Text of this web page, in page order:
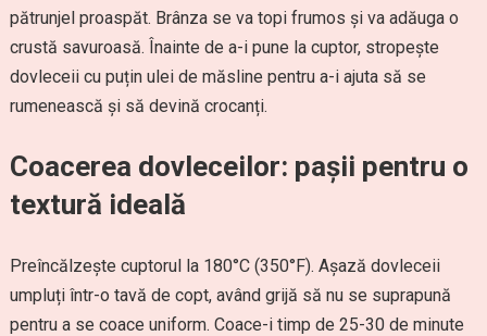
pătrunjel proaspăt. Brânza se va topi frumos și va adăuga o
crustă savuroasă. Înainte de a-i pune la cuptor, stropește
dovleceii cu puțin ulei de măsline pentru a-i ajuta să se
rumenească și să devină crocanți.
Coacerea dovleceilor: pașii pentru o
textură ideală
Preîncălzește cuptorul la 180°C (350°F). Așază dovleceii
umpluți într-o tavă de copt, având grijă să nu se suprapună
pentru a se coace uniform. Coace-i timp de 25-30 de minute